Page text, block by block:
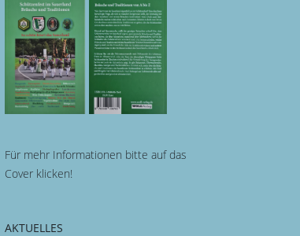
Für mehr Informationen bitte auf das
Cover klicken!
AKTUELLES